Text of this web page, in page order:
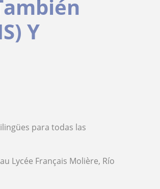
Y
para todas las
Lycée Français Molière, Río